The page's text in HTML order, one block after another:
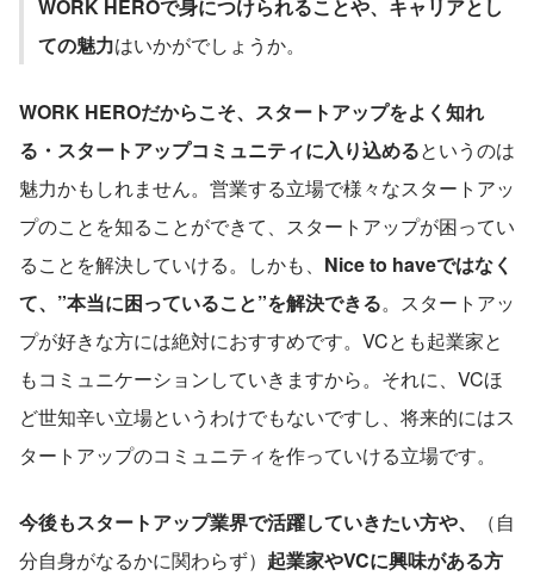
WORK HEROで身につけられることや、キャリアとし
ての魅力はいかがでしょうか。
WORK HEROだからこそ、スタートアップをよく知れ
る・スタートアップコミュニティに入り込めるというのは
魅力かもしれません。営業する立場で様々なスタートアッ
プのことを知ることができて、スタートアップが困ってい
ることを解決していける。しかも、 Nice to haveではなく
て、”本当に困っていること”を解決できる。スタートアッ
プが好きな方には絶対におすすめです。VCとも起業家と
もコミュニケーションしていきますから。それに、VCほ
ど世知辛い立場というわけでもないですし、将来的にはス
タートアップのコミュニティを作っていける立場です。
今後もスタートアップ業界で活躍していきたい方や、
（自
分自身がなるかに関わらず） 起業家やVCに興味がある方